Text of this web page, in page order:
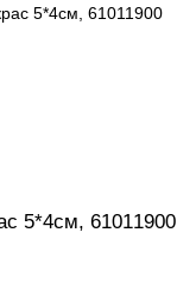
5*4см, 61011900